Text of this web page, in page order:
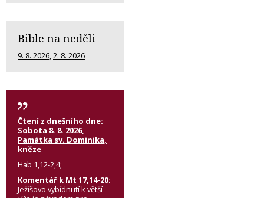
Bible na neděli
9. 8. 2026,2. 8. 2026
Čtení z dnešního dne:
Sobota 8. 8. 2026,
Památka sv. Dominika,
kněze
Hab 1,12-2,4;
Komentář k Mt 17,14-20:
Ježíšovo vybídnutí k větší